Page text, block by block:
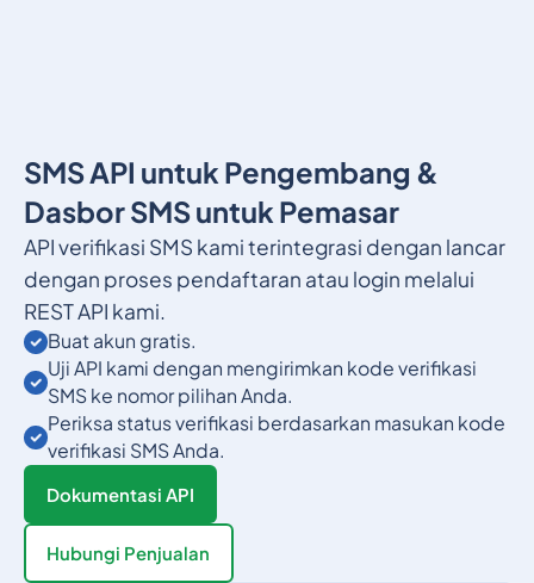
SMS API untuk Pengembang &
Dasbor SMS untuk Pemasar
API verifikasi SMS kami terintegrasi dengan lancar
dengan proses pendaftaran atau login melalui
REST API kami.
Buat akun gratis.
Uji API kami dengan mengirimkan kode verifikasi
SMS ke nomor pilihan Anda.
Periksa status verifikasi berdasarkan masukan kode
verifikasi SMS Anda.
Dokumentasi API
Hubungi Penjualan